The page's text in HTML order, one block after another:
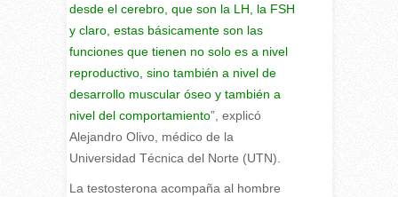
desde el cerebro, que son la LH, la FSH
y claro, estas básicamente son las
funciones que tienen no solo es a nivel
reproductivo, sino también a nivel de
desarrollo muscular óseo y también a
nivel del comportamiento”, explicó
Alejandro Olivo, médico de la
Universidad Técnica del Norte (UTN).
La testosterona acompaña al hombre